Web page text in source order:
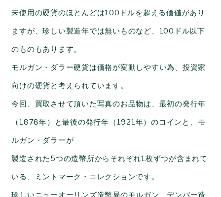
未使用の硬貨のほとんどは100 ドルを超える価値があり
ますが、珍しい製造年では無いものなど、 100 ドル以下
のものもあります。
モルガン・ダラー硬貨は価格が変動しやすい為、投資家
向けの硬貨と考えられています。
今回、買取させて頂いた写真のお品物は、最初の発行年
（ 1878年）と最後の発行年（ 1921年）のコインと、モ
ルガン・ダラーが
製造された 5つの造幣所からそれぞれ1枚ずつが含まれて
いる、ミントマーク・コレクションです。
珍しいニューオーリンズ造幣局のモルガン、デンバー造